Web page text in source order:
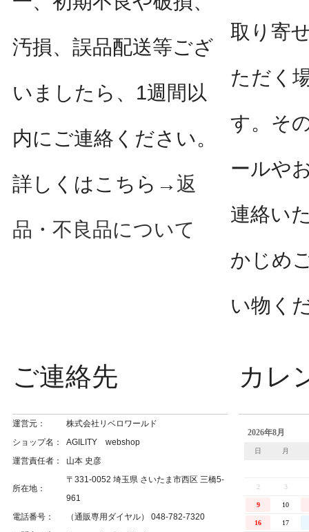
汚損、誤品配送等ござ
いましたら、1週間以
内にご連絡ください。
詳しくはこちら→ 返
品・不良品について
取り寄
ただく
す。そ
ールや
連絡い
かじめ
い物く
ご連絡先
運営元：
株式会社リベロワールド
ショップ名：
AGILITY webshop
運営責任者：
山本 史彦
所在地：
〒331-0052 埼玉県 さいたま市西区 三橋5-
961
電話番号：
（通販専用ダイヤル） 048-782-7320
カレ